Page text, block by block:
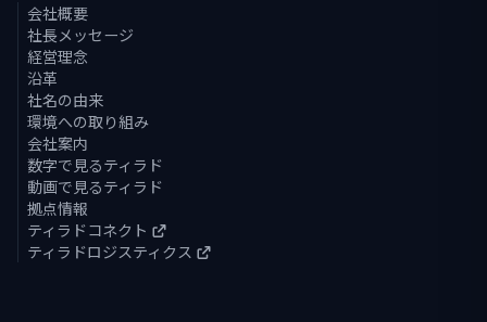
会社概要
社長メッセージ
経営理念
沿革
社名の由来
環境への取り組み
会社案内
数字で見るティラド
動画で見るティラド
拠点情報
ティラドコネクト
ティラドロジスティクス